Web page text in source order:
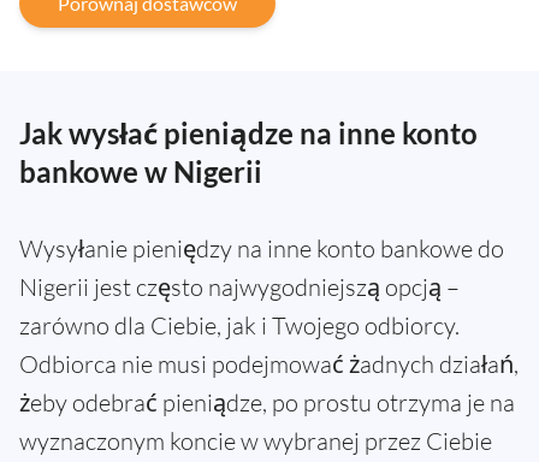
Jak wysłać pieniądze na inne konto
bankowe w Nigerii
Wysyłanie pieniędzy na inne konto bankowe do
Nigerii jest często najwygodniejszą opcją –
zarówno dla Ciebie, jak i Twojego odbiorcy.
Odbiorca nie musi podejmować żadnych działań,
żeby odebrać pieniądze, po prostu otrzyma je na
wyznaczonym koncie w wybranej przez Ciebie